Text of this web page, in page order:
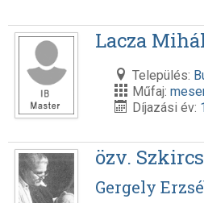
Lacza
Település:
Műfaj:
Díjazási év:
özv.
Gergely